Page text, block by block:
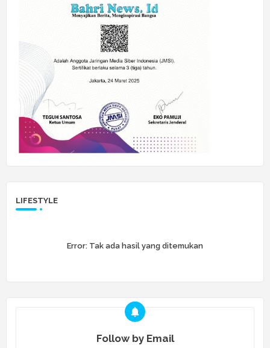
LIFESTYLE
Error: Tak ada hasil yang ditemukan
Follow by Email